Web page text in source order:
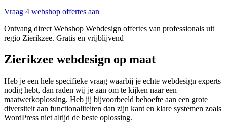
Vraag 4 webshop offertes aan
Ontvang direct Webshop Webdesign offertes van professionals uit
regio Zierikzee. Gratis en vrijblijvend
Zierikzee webdesign op maat
Heb je een hele specifieke vraag waarbij je echte webdesign experts
nodig hebt, dan raden wij je aan om te kijken naar een
maatwerkoplossing. Heb jij bijvoorbeeld behoefte aan een grote
diversiteit aan functionaliteiten dan zijn kant en klare systemen zoals
WordPress niet altijd de beste oplossing.